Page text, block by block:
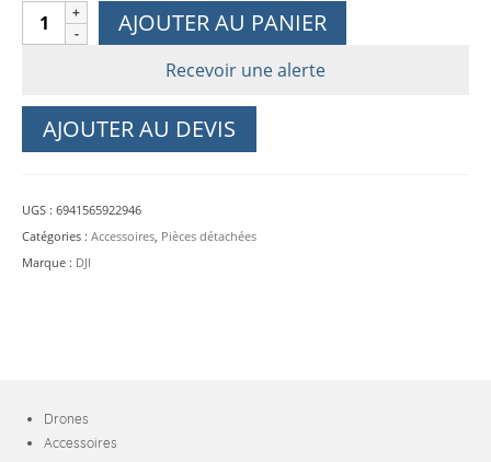
quantité
de
stockage
pour
AJOUTER AU PANIER
Recevoir une alerte
AJOUTER AU DEVIS
UGS : 6941565922946
Catégories : Accessoires, Pièces détachées
Marque : DJI
Drones
Accessoires